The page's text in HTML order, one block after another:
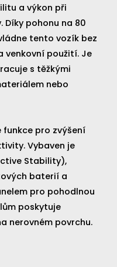
a výkon při
Díky pohonu na 80
tento vozík bez
venkovní použití. Je
s těžkými
nebo
pro zvýšení
Vybaven je
Stability),
baterií a
pro pohodlnou
poskytuje
nerovném povrchu.